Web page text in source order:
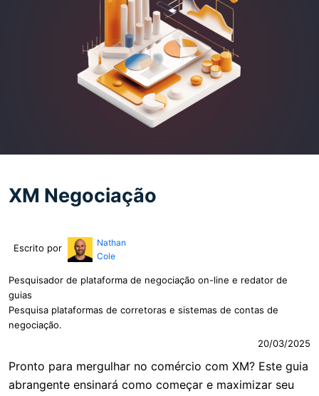
XM Negociação
Escrito por
Nathan
Cole
Pesquisador de plataforma de negociação on-line e redator de
guias
Pesquisa plataformas de corretoras e sistemas de contas de
negociação.
20/03/2025
Pronto para mergulhar no comércio com XM? Este guia
abrangente ensinará como começar e maximizar seu